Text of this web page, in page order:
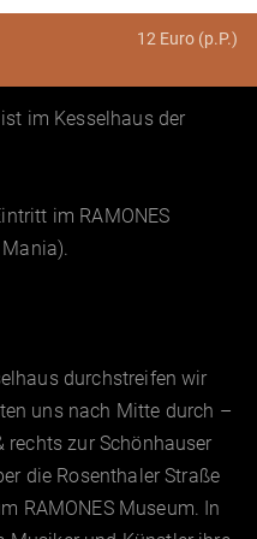
12 Euro (p.P.)
im Kesselhaus der
im RAMONES
durchstreifen wir
uns nach Mitte durch –
rechts zur Schönhauser
die Rosenthaler Straße
RAMONES Museum. In